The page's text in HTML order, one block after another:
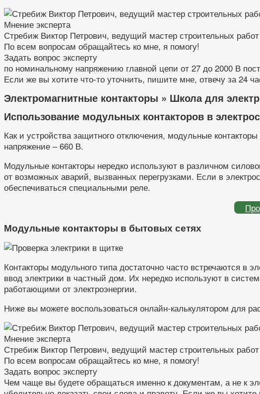
Мнение эксперта
Стребиж Виктор Петрович, ведущий мастер строительных работ
По всем вопросам обращайтесь ко мне, я помогу!
Задать вопрос эксперту
по номинальному напряжению главной цепи от 27 до 2000 В
Если же вы хотите что-то уточнить, пишите мне, отвечу за 24
Электромагнитные контакторы » Школа для
Использование модульных контакторов в
Как и устройства защитного отключения, модульные
напряжение – 660 В.
Модульные контакторы нередко используют в различном
от возможных аварий, вызванных перегрузками. Если в
обеспечиваться специальными реле.
Модульные контакторы в бытовых сетях
Контакторы модульного типа достаточно часто встречаются в
ввод электрики в частный дом. Их нередко используют в
работающими от электроэнергии.
Ниже вы можете воспользоваться онлайн-калькулятором для
Мнение эксперта
Стребиж Виктор Петрович, ведущий мастер строительных работ
По всем вопросам обращайтесь ко мне, я помогу!
Задать вопрос эксперту
Чем чаще вы будете обращаться именно к документам, а не к